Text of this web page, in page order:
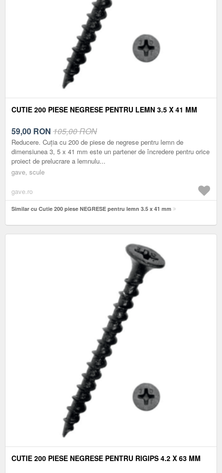
CUTIE 200 PIESE NEGRESE PENTRU LEMN 3.5 X 41 MM
59,00 RON 105,00 RON
Reducere. Cuția cu 200 de piese de negrese pentru lemn de
dimensiunea 3, 5 x 41 mm este un partener de încredere pentru orice
proiect de prelucrare a lemnulu...
gave, scule
gave.ro
Similar cu Cutie 200 piese NEGRESE pentru lemn 3.5 x 41 mm
CUTIE 200 PIESE NEGRESE PENTRU RIGIPS 4.2 X 63 MM